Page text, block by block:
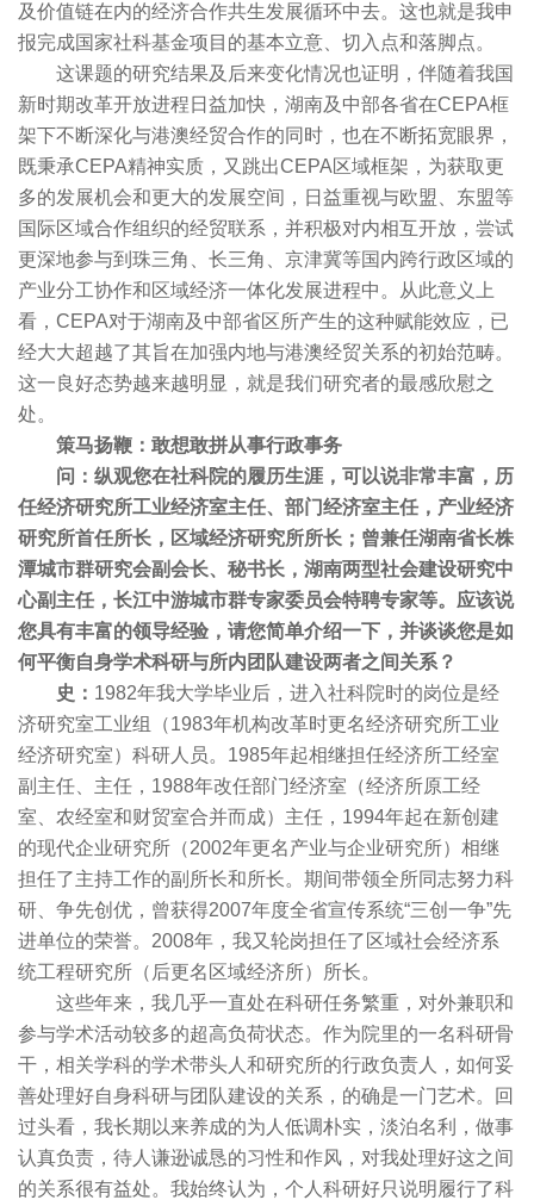
及价值链在内的经济合作共生发展循环中去。这也就是我申
报完成国家社科基金项目的基本立意、切入点和落脚点。
这课题的研究结果及后来变化情况也证明，伴随着我国
新时期改革开放进程日益加快，湖南及中部各省在CEPA框
架下不断深化与港澳经贸合作的同时，也在不断拓宽眼界，
既秉承CEPA精神实质，又跳出CEPA区域框架，为获取更
多的发展机会和更大的发展空间，日益重视与欧盟、东盟等
国际区域合作组织的经贸联系，并积极对内相互开放，尝试
更深地参与到珠三角、长三角、京津冀等国内跨行政区域的
产业分工协作和区域经济一体化发展进程中。从此意义上
看，CEPA对于湖南及中部省区所产生的这种赋能效应，已
经大大超越了其旨在加强内地与港澳经贸关系的初始范畴。
这一良好态势越来越明显，就是我们研究者的最感欣慰之
处。
策马扬鞭：敢想敢拼从事行政事务
问：纵观您在社科院的履历生涯，可以说非常丰富，历
任经济研究所工业经济室主任、部门经济室主任，产业经济
研究所首任所长，区域经济研究所所长；曾兼任湖南省长株
潭城市群研究会副会长、秘书长，湖南两型社会建设研究中
心副主任，长江中游城市群专家委员会特聘专家等。应该说
您具有丰富的领导经验，请您简单介绍一下，并谈谈您是如
何平衡自身学术科研与所内团队建设两者之间关系？
史： 1982年我大学毕业后，进入社科院时的岗位是经
济研究室工业组（1983年机构改革时更名经济研究所工业
经济研究室）科研人员。1985年起相继担任经济所工经室
副主任、主任，1988年改任部门经济室（经济所原工经
室、农经室和财贸室合并而成）主任，1994年起在新创建
的现代企业研究所（2002年更名产业与企业研究所）相继
担任了主持工作的副所长和所长。期间带领全所同志努力科
研、争先创优，曾获得2007年度全省宣传系统“三创一争”先
进单位的荣誉。2008年，我又轮岗担任了区域社会经济系
统工程研究所（后更名区域经济所）所长。
这些年来，我几乎一直处在科研任务繁重，对外兼职和
参与学术活动较多的超高负荷状态。作为院里的一名科研骨
干，相关学科的学术带头人和研究所的行政负责人，如何妥
善处理好自身科研与团队建设的关系，的确是一门艺术。回
过头看，我长期以来养成的为人低调朴实，淡泊名利，做事
认真负责，待人谦逊诚恳的习性和作风，对我处理好这之间
的关系很有益处。我始终认为，个人科研好只说明履行了科